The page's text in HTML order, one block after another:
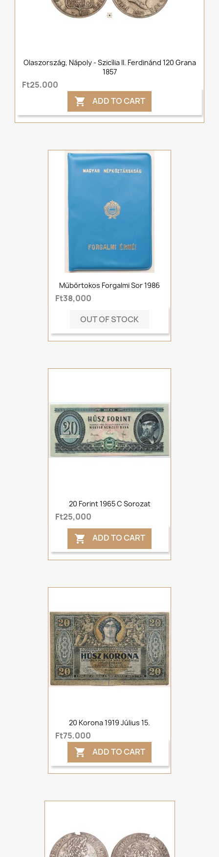
Olaszország, Nápoly - Szicília II. Ferdinánd 120 Grana
1857
Ft25,000
 ADD TO CART
Műbőrtokos Forgalmi Sor 1986
Ft38,000
OUT OF STOCK
20 Forint 1965 C Sorozat
Ft25,000
 ADD TO CART
20 Korona 1919 Július 15.
Ft75,000
 ADD TO CART